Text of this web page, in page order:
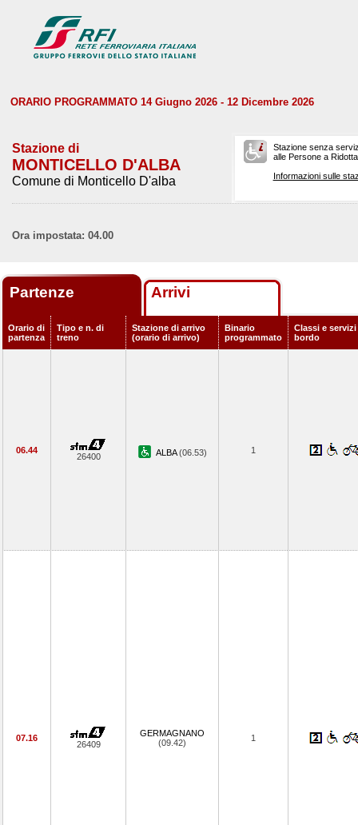
ORARIO PROGRAMMATO 14 Giugno 2026 - 12 Dicembre 2026
Stazione di
MONTICELLO D'ALBA
Comune di Monticello D'alba
Stazione senza
alle Persone a
Informazioni sulle
Ora impostata: 04.00
Partenze Arrivi
Orario di
partenza
Tipo e n. di
treno
Stazione di arrivo
(orario di arrivo)
Binario
programmato
Classi e servizi
bordo
06.44
26400 ALBA(06.53) 1
07.16
26409
GERMAGNANO
(09.42)
1